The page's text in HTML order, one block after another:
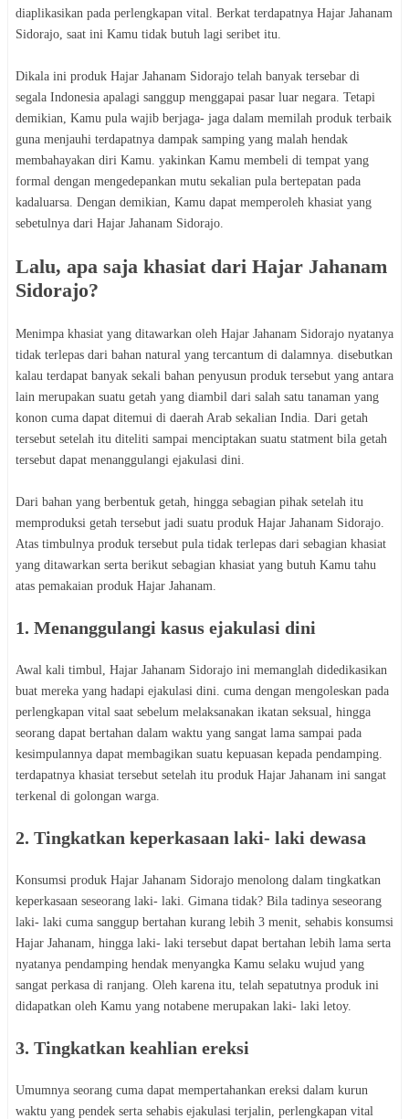
diaplikasikan pada perlengkapan vital. Berkat terdapatnya Hajar Jahanam
Sidorajo, saat ini Kamu tidak butuh lagi seribet itu.
Dikala ini produk Hajar Jahanam Sidorajo telah banyak tersebar di
segala Indonesia apalagi sanggup menggapai pasar luar negara. Tetapi
demikian, Kamu pula wajib berjaga- jaga dalam memilah produk terbaik
guna menjauhi terdapatnya dampak samping yang malah hendak
membahayakan diri Kamu. yakinkan Kamu membeli di tempat yang
formal dengan mengedepankan mutu sekalian pula bertepatan pada
kadaluarsa. Dengan demikian, Kamu dapat memperoleh khasiat yang
sebetulnya dari Hajar Jahanam Sidorajo.
Lalu, apa saja khasiat dari Hajar Jahanam
Sidorajo?
Menimpa khasiat yang ditawarkan oleh Hajar Jahanam Sidorajo nyatanya
tidak terlepas dari bahan natural yang tercantum di dalamnya. disebutkan
kalau terdapat banyak sekali bahan penyusun produk tersebut yang antara
lain merupakan suatu getah yang diambil dari salah satu tanaman yang
konon cuma dapat ditemui di daerah Arab sekalian India. Dari getah
tersebut setelah itu diteliti sampai menciptakan suatu statment bila getah
tersebut dapat menanggulangi ejakulasi dini.
Dari bahan yang berbentuk getah, hingga sebagian pihak setelah itu
memproduksi getah tersebut jadi suatu produk Hajar Jahanam Sidorajo.
Atas timbulnya produk tersebut pula tidak terlepas dari sebagian khasiat
yang ditawarkan serta berikut sebagian khasiat yang butuh Kamu tahu
atas pemakaian produk Hajar Jahanam.
1. Menanggulangi kasus ejakulasi dini
Awal kali timbul, Hajar Jahanam Sidorajo ini memanglah didedikasikan
buat mereka yang hadapi ejakulasi dini. cuma dengan mengoleskan pada
perlengkapan vital saat sebelum melaksanakan ikatan seksual, hingga
seorang dapat bertahan dalam waktu yang sangat lama sampai pada
kesimpulannya dapat membagikan suatu kepuasan kepada pendamping.
terdapatnya khasiat tersebut setelah itu produk Hajar Jahanam ini sangat
terkenal di golongan warga.
2. Tingkatkan keperkasaan laki- laki dewasa
Konsumsi produk Hajar Jahanam Sidorajo menolong dalam tingkatkan
keperkasaan seseorang laki- laki. Gimana tidak? Bila tadinya seseorang
laki- laki cuma sanggup bertahan kurang lebih 3 menit, sehabis konsumsi
Hajar Jahanam, hingga laki- laki tersebut dapat bertahan lebih lama serta
nyatanya pendamping hendak menyangka Kamu selaku wujud yang
sangat perkasa di ranjang. Oleh karena itu, telah sepatutnya produk ini
didapatkan oleh Kamu yang notabene merupakan laki- laki letoy.
3. Tingkatkan keahlian ereksi
Umumnya seorang cuma dapat mempertahankan ereksi dalam kurun
waktu yang pendek serta sehabis ejakulasi terjalin, perlengkapan vital